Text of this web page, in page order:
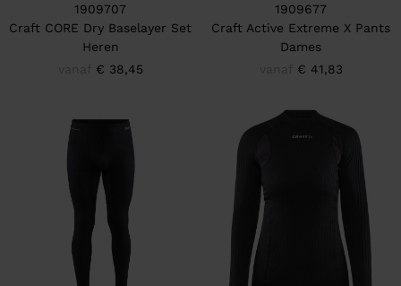
1909707
Craft CORE Dry Baselayer Set
Heren
€ 38,45
1909677
Craft Active Extreme X Pants
Dames
€ 41,83